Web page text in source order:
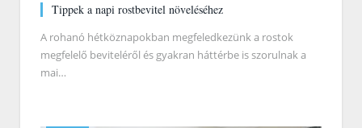
Tippek a napi rostbevitel növeléséhez
A rohanó hétköznapokban megfeledkezünk a rostok
megfelelő beviteléről és gyakran háttérbe is szorulnak a
mai…